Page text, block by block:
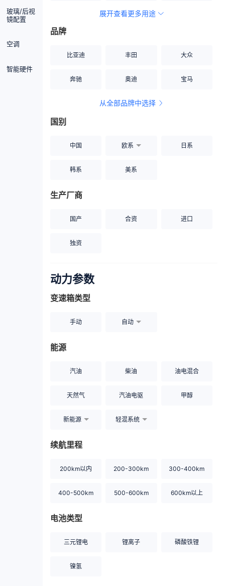
玻璃/后视
镜配置
空调
智能硬件
空间宽敞
展开查看更多用途
品牌
比亚迪 丰田 大众
奔驰 奥迪 宝马
从全部品牌中选择
国别
中国 欧系 日系
韩系 美系
生产厂商
国产 合资 进口
独资
动力参数
变速箱类型
手动 自动
能源
汽油 柴油 油电混合
天然气 汽油电驱 甲醇
新能源 轻混系统
续航里程
200km以内 200-300km 300-400km
400-500km 500-600km 600km以上
电池类型
三元锂电 锂离子 磷酸铁锂
镍氢